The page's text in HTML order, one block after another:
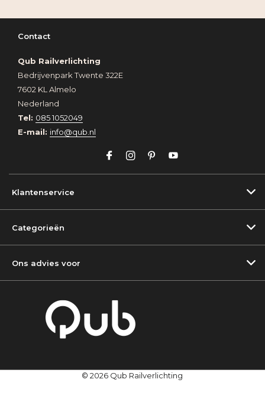
Contact
Qub Railverlichting
Bedrijvenpark Twente 322E
7602 KL Almelo
Nederland
Tel: 085 1052049
E-mail: info@qub.nl
Klantenservice
Categorieën
Ons advies voor
© 2026 Qub Railverlichting